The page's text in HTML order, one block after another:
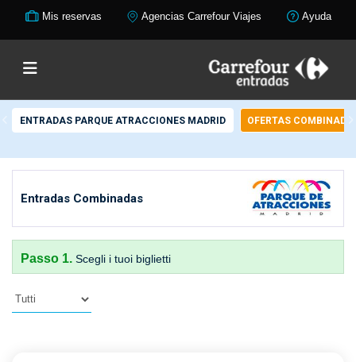
Mis reservas Agencias Carrefour Viajes Ayuda
ENTRADAS PARQUE ATRACCIONES MADRID OFERTAS
Entradas Combinadas
Passo 1. Scegli i tuoi biglietti